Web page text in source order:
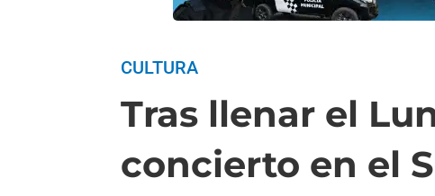
CULTURA
Tras llenar el
concierto en el